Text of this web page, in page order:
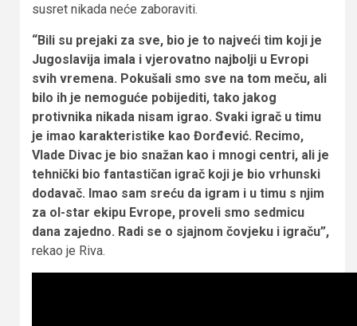
susret nikada neće zaboraviti.
“Bili su prejaki za sve, bio je to najveći tim koji je
Jugoslavija imala i vjerovatno najbolji u Evropi
svih vremena. Pokušali smo sve na tom meču, ali
bilo ih je nemoguće pobijediti, tako jakog
protivnika nikada nisam igrao. Svaki igrač u timu
je imao karakteristike kao Đorđević. Recimo,
Vlade Divac je bio snažan kao i mnogi centri, ali je
tehnički bio fantastičan igrač koji je bio vrhunski
dodavač. Imao sam sreću da igram i u timu s njim
za ol-star ekipu Evrope, proveli smo sedmicu
dana zajedno. Radi se o sjajnom čovjeku i igraču”,
rekao je Riva.